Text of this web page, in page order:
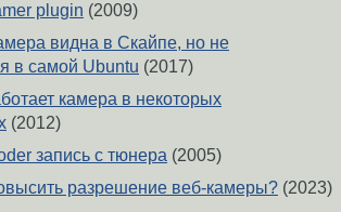
plugin (2009)
видна в Скайпе, но не
в самой Ubuntu (2017)
камера в некоторых
(2012)
запись с тюнера (2005)
разрешение веб-камеры? (2023)